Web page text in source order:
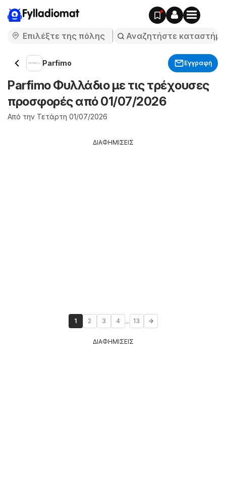
Fylladiomat
Parfimo Εγγραφή
Parfimo Φυλλάδιο με τις τρέχουσες
προσφορές από 01/07/2026
Από την Τετάρτη 01/07/2026
ΔΙΑΦΗΜΙΣΕΙΣ
1 2 3 4 ... 13
ΔΙΑΦΗΜΙΣΕΙΣ